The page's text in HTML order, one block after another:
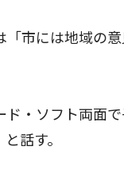
市には地域の
・ソフト両面
話す。